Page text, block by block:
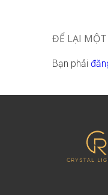
ĐỂ LẠI
Bạn phải